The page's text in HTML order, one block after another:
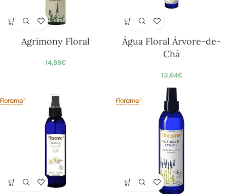
Agrimony Floral
14,99€
Água Floral Árvore-de-
Chá
13,64€